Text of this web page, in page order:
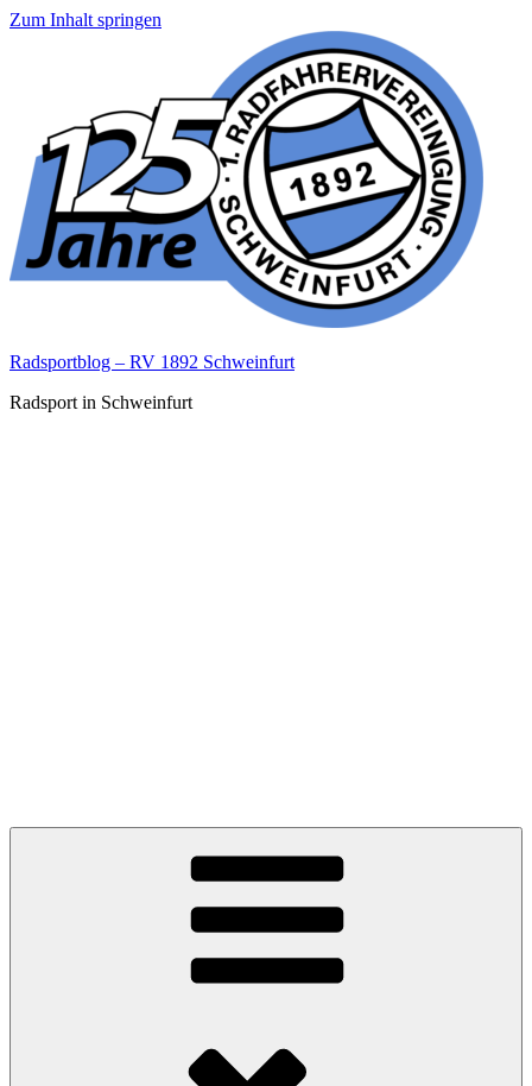
Zum Inhalt springen
Radsportblog – RV 1892 Schweinfurt
Radsport in Schweinfurt